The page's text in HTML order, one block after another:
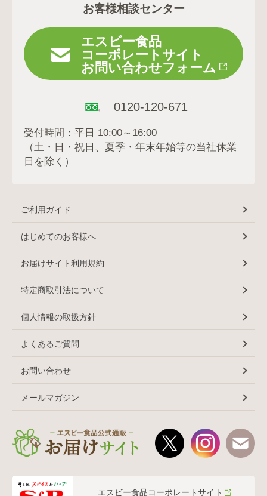
お客様相談センター
エスビー食品
コーポレートサイト
お問い合わせフォーム
0120-120-671
受付時間：平日 10:00～16:00
（土・日・祝日、夏季・年末年始等の当社休業
日を除く）
ご利用ガイド
はじめてのお客様へ
お届けサイト利用規約
特定商取引法について
個人情報の取扱方針
よくあるご質問
お問い合わせ
メールマガジン
エスビー食品コーポレートサイト